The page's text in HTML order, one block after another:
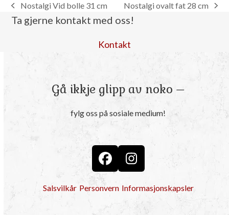
previous
post:
Nostalgi Vid bolle 31 cm
next
post:
Nostalgi ovalt fat 28 cm
Ta gjerne kontakt med oss!
Kontakt
Gå ikkje glipp av noko –
fylg oss på sosiale medium!
FacebookInstagram
Salsvilkår Personvern Informasjonskapsler